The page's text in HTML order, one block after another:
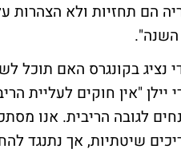
הם תחזיות ולא הצהרות
נציג בקונגרס האם תוכל
יילן "אין חוקים לעליית
לגובה הריבית. אנו
שיטתיות, אך